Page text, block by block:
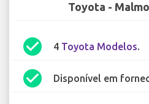
Toyota -
check_circle 4 Toyota Modelos.
check_circle Disponível em